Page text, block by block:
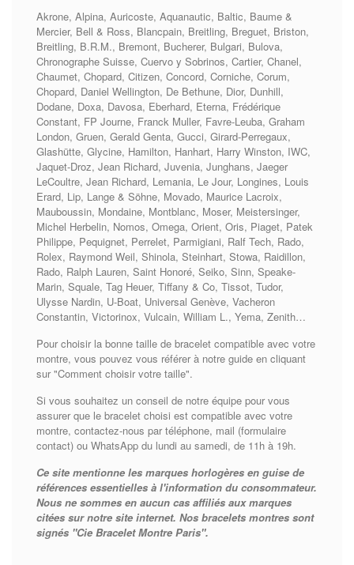
Akrone, Alpina, Auricoste, Aquanautic, Baltic, Baume &
Mercier, Bell & Ross, Blancpain, Breitling, Breguet, Briston,
Breitling, B.R.M., Bremont, Bucherer, Bulgari, Bulova,
Chronographe Suisse, Cuervo y Sobrinos, Cartier, Chanel,
Chaumet, Chopard, Citizen, Concord, Corniche, Corum,
Chopard, Daniel Wellington, De Bethune, Dior, Dunhill,
Dodane, Doxa, Davosa, Eberhard, Eterna, Frédérique
Constant, FP Journe, Franck Muller, Favre-Leuba, Graham
London, Gruen, Gerald Genta, Gucci, Girard-Perregaux,
Glashütte, Glycine, Hamilton, Hanhart, Harry Winston, IWC,
Jaquet-Droz, Jean Richard, Juvenia, Junghans, Jaeger
LeCoultre, Jean Richard, Lemania, Le Jour, Longines, Louis
Erard, Lip, Lange & Söhne, Movado, Maurice Lacroix,
Mauboussin, Mondaine, Montblanc, Moser, Meistersinger,
Michel Herbelin, Nomos, Omega, Orient, Oris, Piaget, Patek
Philippe, Pequignet, Perrelet, Parmigiani, Ralf Tech, Rado,
Rolex, Raymond Weil, Shinola, Steinhart, Stowa, Raidillon,
Rado, Ralph Lauren, Saint Honoré, Seiko, Sinn, Speake-
Marin, Squale, Tag Heuer, Tiffany & Co, Tissot, Tudor,
Ulysse Nardin, U-Boat, Universal Genève, Vacheron
Constantin, Victorinox, Vulcain, William L., Yema, Zenith…
Pour choisir la bonne taille de bracelet compatible avec votre
montre, vous pouvez vous référer à notre guide en cliquant
sur "Comment choisir votre taille".
Si vous souhaitez un conseil de notre équipe pour vous
assurer que le bracelet choisi est compatible avec votre
montre, contactez-nous par téléphone, mail (formulaire
contact) ou WhatsApp du lundi au samedi, de 11h à 19h.
Ce site mentionne les marques horlogères en guise de
références essentielles à l'information du consommateur.
Nous ne sommes en aucun cas affiliés aux marques
citées sur notre site internet. Nos bracelets montres sont
signés "Cie Bracelet Montre Paris".